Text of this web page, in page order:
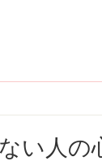
い人の